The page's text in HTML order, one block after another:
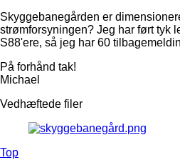
Skyggebanegården er
strømforsyningen? Jeg har ført tyk
S88'ere, så jeg har 60
På forhånd tak!
Michael
Vedhæftede filer
Top